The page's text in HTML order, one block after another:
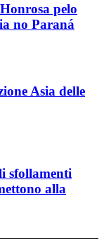
pelo
no Paraná
Asia delle
sfollamenti
alla